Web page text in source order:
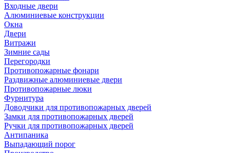
Входные двери
Алюминиевые конструкции
Окна
Двери
Витражи
Зимние сады
Перегородки
Противопожарные фонари
Раздвижные алюминиевые двери
Противопожарные люки
Фурнитура
Доводчики для противопожарных дверей
Замки для противопожарных дверей
Ручки для противопожарных дверей
Антипаника
Выпадающий порог